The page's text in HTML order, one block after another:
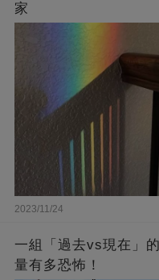
家
2023/11/24
一組「過去vs現在」
量有多恐怖！